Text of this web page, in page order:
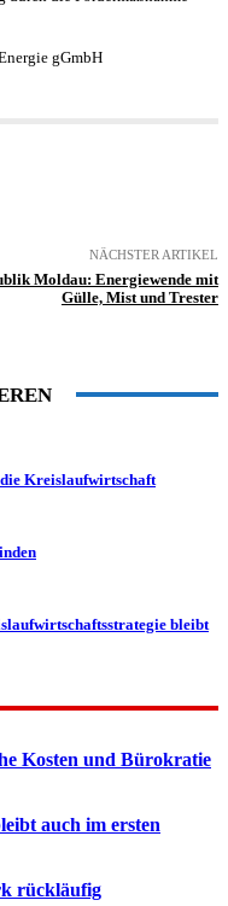
gGmbH
NÄCHSTER ARTIKEL
Moldau: Energiewende mit
Gülle, Mist und Trester
die Kreislaufwirtschaft
bleibt
Kosten und Bürokratie
auch im ersten
rückläufig